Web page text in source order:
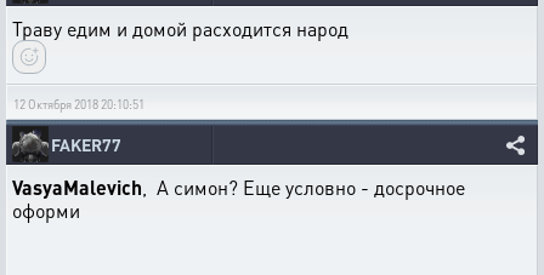
Траву едим и домой расходится народ
12 Октября 2018 20:10:51
FAKER77
VasyaMalevich , А симон? Еще условно - досрочное
оформи